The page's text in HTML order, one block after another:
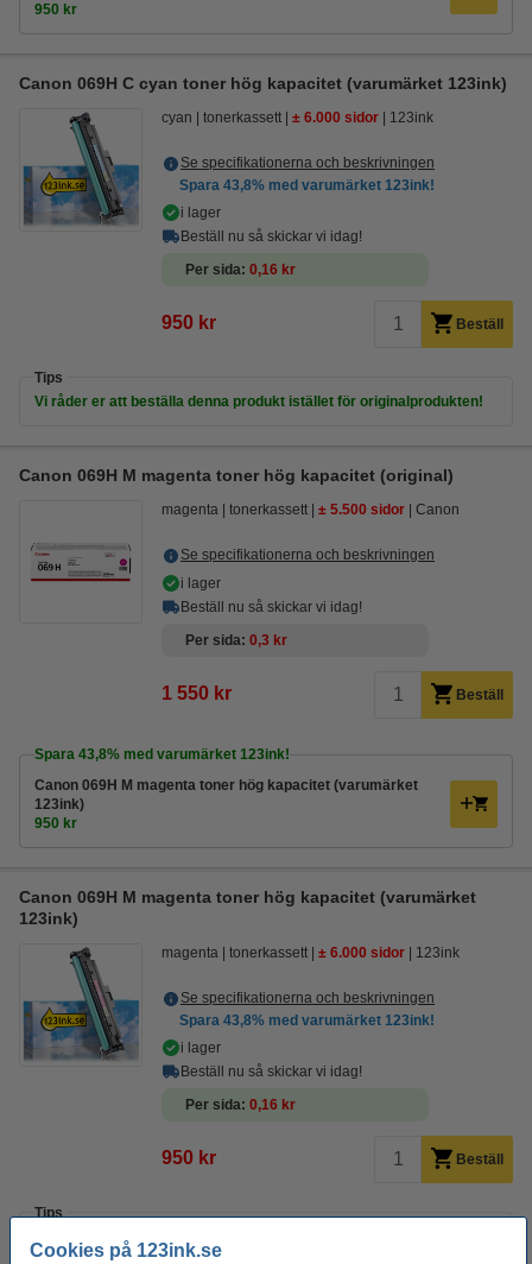
Cookies på 123ink.se
950 kr
Canon 069H C cyan toner hög kapacitet (varumärket 123ink)
cyan tonerkassett ± 6.000 sidor 123ink
Se specifikationerna och beskrivningen
Spara 43,8% med varumärket 123ink!
i lager
Beställ nu så skickar vi idag!
Per sida 0,16 kr
950 kr Beställ
Tips
Vi råder er att beställa denna produkt istället för originalprodukten!
Canon 069H M magenta toner hög kapacitet (original)
magenta tonerkassett ± 5.500 sidor Canon
Se specifikationerna och beskrivningen
i lager
Beställ nu så skickar vi idag!
Per sida 0,3 kr
1 550 kr Beställ
Spara 43,8% med varumärket 123ink!
Canon 069H M magenta toner hög kapacitet (varumärket
123ink)
950 kr
Canon 069H M magenta toner hög kapacitet (varumärket
123ink)
magenta tonerkassett ± 6.000 sidor 123ink
Se specifikationerna och beskrivningen
Spara 43,8% med varumärket 123ink!
i lager
Beställ nu så skickar vi idag!
Per sida 0,16 kr
950 kr Beställ
Tips
Vi råder er att beställa denna produkt istället för originalprodukten!